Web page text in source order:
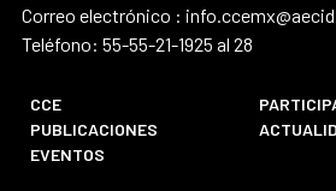
Correo electrónico :
Teléfono: 55-55-21-1925 al 28
CCE
PUBLICACIONES
EVENTOS